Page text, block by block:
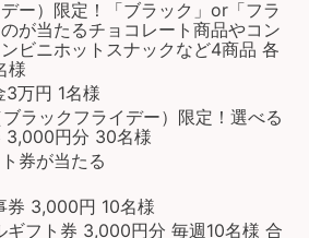
ー）限定！「ブラック」or「フラ
が当たるチョコレート商品やコン
ビニホットスナックなど4商品 各
様
万円 1名様
ラックフライデー）限定！選べる
3,000円分 30名様
券が当たる
券 3,000円 10名様
ギフト券 3,000円分 毎週10名様 合